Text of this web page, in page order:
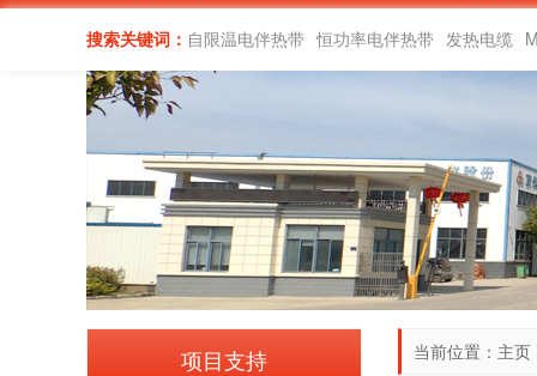
搜索关键词： 自限温电伴热带 恒功率电伴热带 发热电缆
项目支持 当前位置： 主页